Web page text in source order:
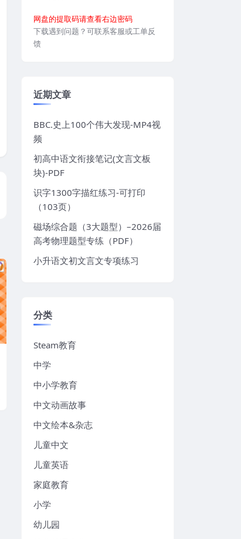
网盘的提取码请查看右边密码
下载遇到问题？可联系客服或工单反
馈
近期文章
BBC.史上100个伟大发现-MP4视
频
初高中语文衔接笔记(文言文板
块)-PDF
识字1300字描红练习-可打印
（103页）
磁场综合题（3大题型）–2026届
高考物理题型专练（PDF）
小升语文初文言文专项练习
分类
Steam教育
中学
中小学教育
中文动画故事
中文绘本&杂志
儿童中文
儿童英语
家庭教育
小学
幼儿园